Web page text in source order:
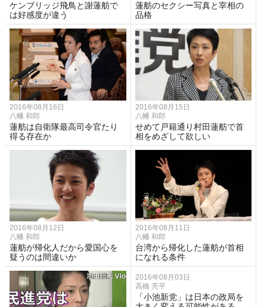
ケンブリッジ飛鳥と謝蓮舫で
は好感度が違う
蓮舫のセクシー写真と宰相の
品格
2016年08月16日
八幡 和郎
蓮舫は自衛隊最高司令官たり
得る存在か
2016年08月15日
八幡 和郎
せめて戸籍通り村田蓮舫で首
相をめざして欲しい
2016年08月12日
八幡 和郎
蓮舫が帰化人だから愛国心を
疑うのは間違いか
2016年08月11日
八幡 和郎
台湾から帰化した蓮舫が首相
になれる条件
2016年08月03日
高橋 亮平
「小池新党」は日本の政局を